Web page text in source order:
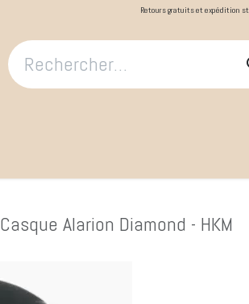
Retours gratuits et expédition
Casque Alarion Diamond - HKM